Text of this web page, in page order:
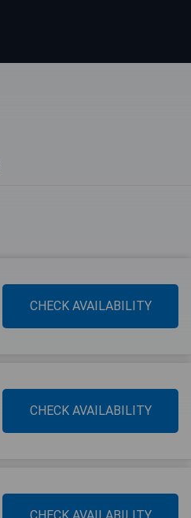
CHECK AVAILABILITY
CHECK AVAILABILITY